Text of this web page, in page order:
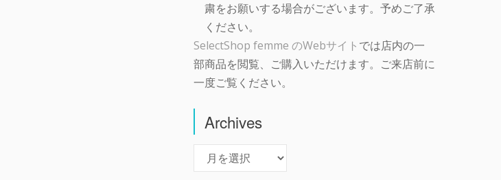
粛をお願いする場合がございます。予めご了承
ください。
SelectShop femme のWebサイト では店内の一
部商品を閲覧、ご購入いただけます。ご来店前に
一度ご覧ください。
Archives